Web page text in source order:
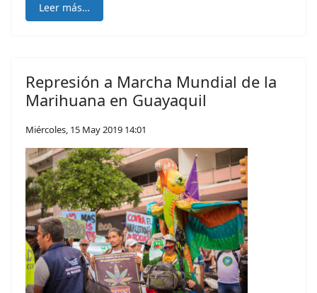
Leer más…
Represión a Marcha Mundial de la
Marihuana en Guayaquil
Miércoles, 15 May 2019 14:01